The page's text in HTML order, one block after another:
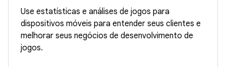
Use estatísticas e análises de jogos para
dispositivos móveis para entender seus clientes e
melhorar seus negócios de desenvolvimento de
jogos.